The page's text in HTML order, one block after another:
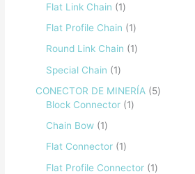
Flat Link Chain
1
Flat Profile Chain
1
Round Link Chain
1
Special Chain
1
CONECTOR DE MINERÍA
5
Block Connector
1
Chain Bow
1
Flat Connector
1
Flat Profile Connector
1